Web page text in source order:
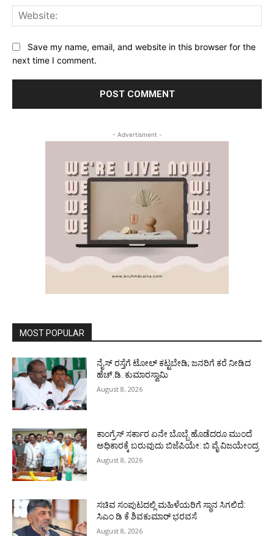
Save my name, email, and website in this browser for the
next time I comment.
- Advertisment -
MOST POPULAR
ನೈಸ್ ರಸ್ತೆಗೆ ಟೋಲ್ ಕಟ್ಟಬೇಡಿ; ಜನರಿಗೆ ಕರೆ ನೀಡಿದ
ಹೆಚ್.ಡಿ. ಕುಮಾರಸ್ವಾಮಿ
August 8, 2026
ಕಾಂಗ್ರೆಸ್ ಸರ್ಕಾರ ಏನೇ ಬೊಬ್ಬೆ ಹೊಡೆದರೂ ಮುಂದೆ
ಅಧಿಕಾರಕ್ಕೆ ಬರುವುದು ಬಿಜೆಪಿಯೇ: ಬಿ ವೈ ವಿಜಯೇಂದ್ರ
August 8, 2026
ಸಚಿವ ಸಂಪುಟದಲ್ಲಿ ಮಹಿಳೆಯರಿಗೆ ಸ್ಥಾನ ಸಿಗಲಿದೆ:
ಸಿಎಂ ಡಿ ಕೆ ಶಿವಕುಮಾರ್ ಭರವಸೆ
August 8, 2026